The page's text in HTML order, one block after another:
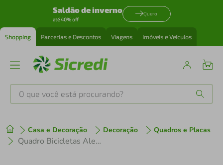
Saldão de inverno
até 40% off
Quero
Shopping Parcerias e Descontos Viagens Imóveis e Veículos
O que você está procurando?
Casa e Decoração Decoração Quadros e Placas
Quadro Bicicletas Alemãs 1894 43x30 Filete Marfim
1º tenis